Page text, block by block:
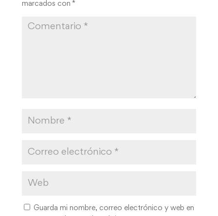
marcados con *
Guarda mi nombre, correo electrónico y web en